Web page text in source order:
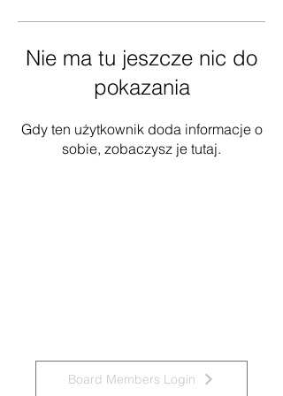
Nie ma tu jeszcze nic do
pokazania
Gdy ten użytkownik doda informacje o
sobie, zobaczysz je tutaj.
Board Members Login